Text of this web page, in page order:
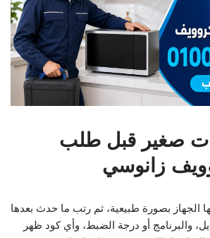
صغير قبل طلب
زانوسي
الجهاز بصورة طبيعية، ثم رتب ما حدث بعدها
والبرنامج أو درجة الضبط، وأي كود ظهر